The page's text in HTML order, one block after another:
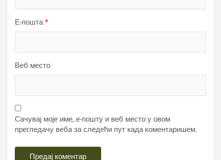
Е-пошта*
Веб место
Сачувај моје име, е-пошту и веб место у овом
прегледачу веба за следећи пут када коментаришем.